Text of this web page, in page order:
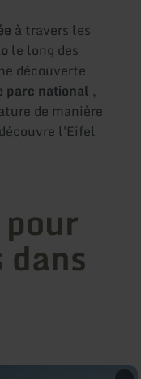
à travers les
le long des
découverte
parc national ,
de manière
l'Eifel